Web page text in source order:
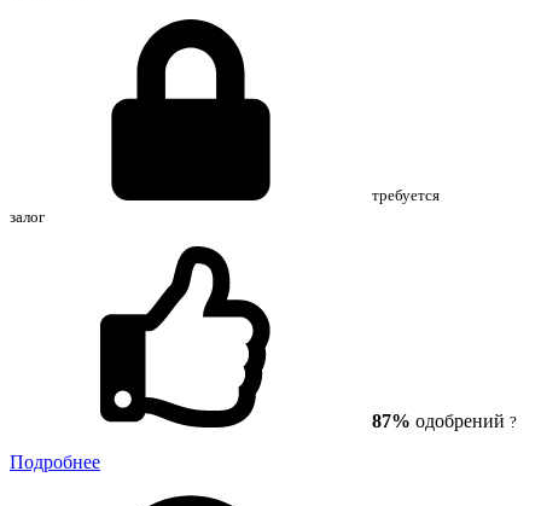
требуется
залог
87% одобрений ?
Подробнее